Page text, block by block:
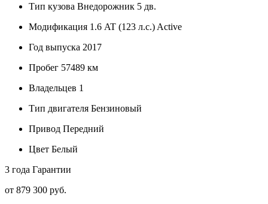
Тип кузова Внедорожник 5 дв.
Модификация 1.6 AT (123 л.с.) Active
Год выпуска 2017
Пробег 57489 км
Владельцев 1
Тип двигателя Бензиновый
Привод Передний
Цвет Белый
3 года Гарантии
от 879 300 руб.